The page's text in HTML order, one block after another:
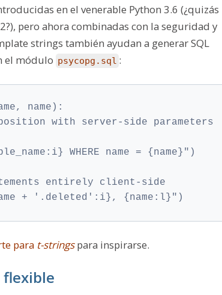
en el venerable Python 3.6 (¿quizás
pero ahora combinadas con la seguridad y
strings también ayudan a generar SQL
el módulo psycopg.sql :
name):
with server-side parameters
WHERE name = {name}")
entirely client-side
+ '.deleted':i}, {name:l}")
para t-stringspara inspirarse.
flexible